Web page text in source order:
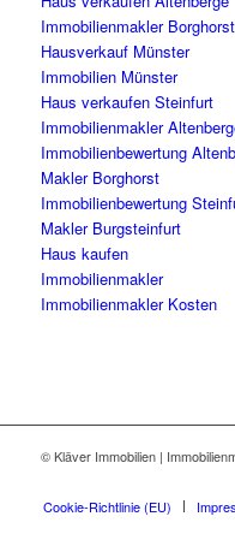
Immobilienmakler Borghorst
Hausverkauf Münster
Immobilien Münster
Haus verkaufen Steinfurt
Immobilienmakler
Immobilienbewertung
Makler Borghorst
Immobilienbewertung
Makler Burgsteinfurt
Haus kaufen
Immobilienmakler
Immobilienmakler Kosten
© Kläver Immobilien |
Cookie-Richtlinie (EU)